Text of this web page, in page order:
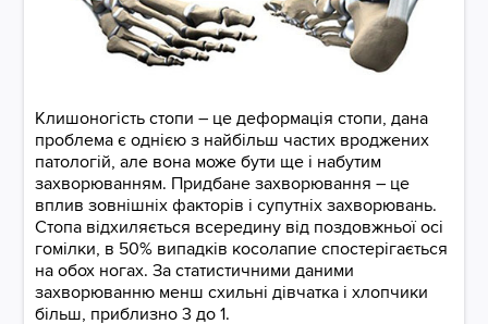
​​​​​​​Клишоногість стопи – це деформація стопи, дана
проблема є однією з найбільш частих вроджених
патологій, але вона може бути ще і набутим
захворюванням. Придбане захворювання – це
вплив зовнішніх факторів і супутніх захворювань.
Стопа відхиляється всередину від поздовжньої осі
гомілки, в 50% випадків косолапие спостерігається
на обох ногах. За статистичними даними
захворюванню менш схильні дівчатка і хлопчики
більш, приблизно 3 до 1.